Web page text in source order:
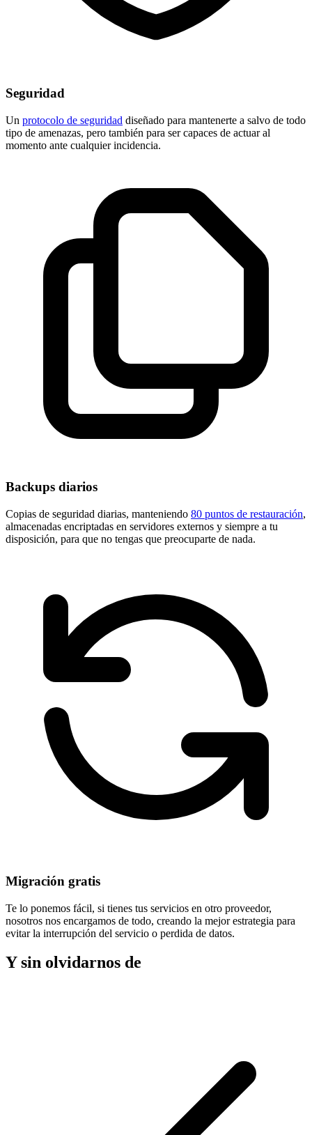
Seguridad
Un protocolo de seguridad diseñado para mantenerte a salvo de todo
tipo de amenazas, pero también para ser capaces de actuar al
momento ante cualquier incidencia.
Backups diarios
Copias de seguridad diarias, manteniendo 80 puntos de restauración,
almacenadas encriptadas en servidores externos y siempre a tu
disposición, para que no tengas que preocuparte de nada.
Migración gratis
Te lo ponemos fácil, si tienes tus servicios en otro proveedor,
nosotros nos encargamos de todo, creando la mejor estrategia para
evitar la interrupción del servicio o perdida de datos.
Y sin olvidarnos de